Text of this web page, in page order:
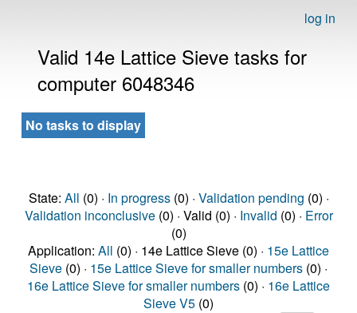
log in
Valid 14e Lattice Sieve tasks for
computer 6048346
No tasks to display
State: All (0) · In progress(0) · Validation pending (0) ·
Validation inconclusive(0) · Valid (0) · Invalid (0) · Error
(0)
Application: All (0) · 14e Lattice Sieve (0) · 15e Lattice
Sieve (0) · 15e Lattice Sieve for smaller numbers (0) ·
16e Lattice Sieve for smaller numbers (0) · 16e Lattice
Sieve V5 (0)